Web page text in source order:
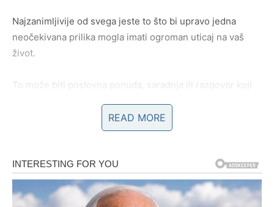
Najzanimljivije od svega jeste to što bi upravo jedna
neočekivana prilika mogla imati ogroman uticaj na vaš
život.
To može biti poslovna ponuda, saradnja ili razgovor koji
će ostati iznenađene koliko brzo bi se stvari mogle
Zvijezde vam savjetuju da tokom narednog perioda ne
ignorišete nove mogućnosti i da ne dozvolite strahu da
vas zaustavi.
READ MORE